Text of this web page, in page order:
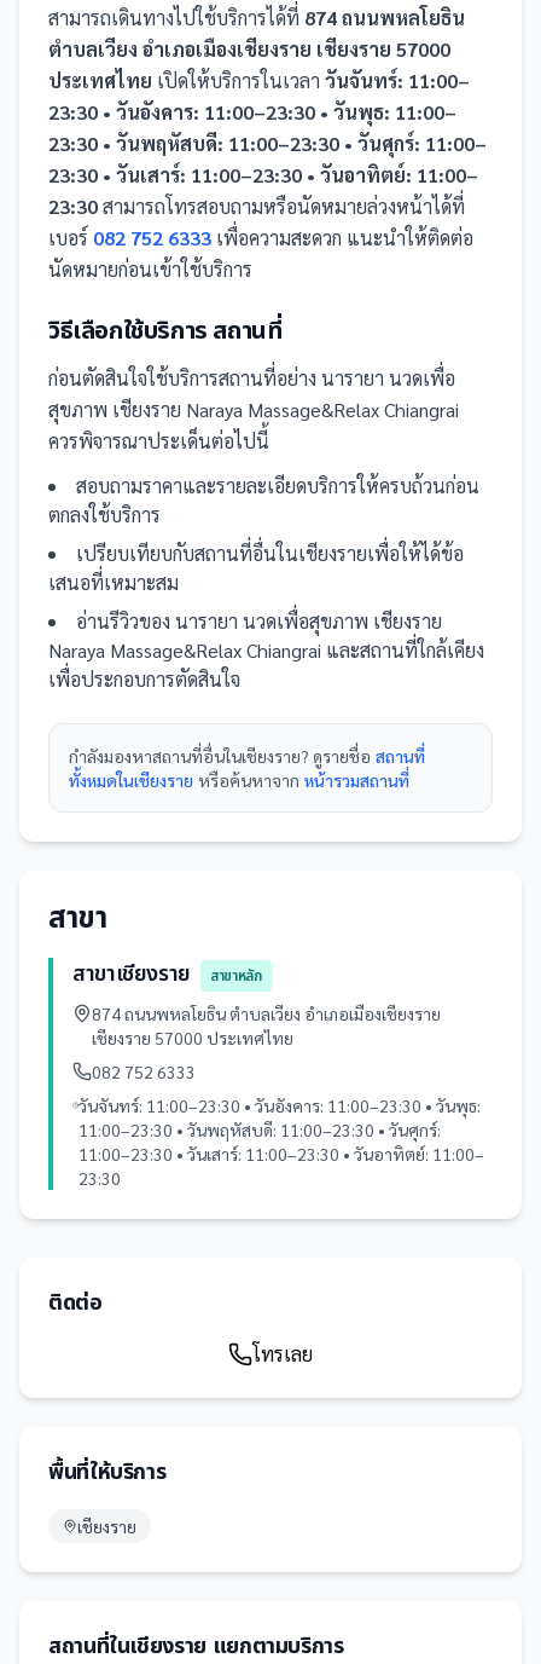
สามารถเดินทางไปใช้บริการได้ที่ 874 ถนนพหลโยธิน
ตำบลเวียง อำเภอเมืองเชียงราย เชียงราย 57000
ประเทศไทย เปิดให้บริการในเวลา วันจันทร์: 11:00–
23:30 • วันอังคาร: 11:00–23:30 • วันพุธ: 11:00–
23:30 • วันพฤหัสบดี: 11:00–23:30 • วันศุกร์: 11:00–
23:30 • วันเสาร์: 11:00–23:30 • วันอาทิตย์: 11:00–
23:30สามารถโทรสอบถามหรือนัดหมายล่วงหน้าได้ที่
เบอร์ 082 752 6333 เพื่อความสะดวก แนะนำให้ติดต่อ
นัดหมายก่อนเข้าใช้บริการ
วิธีเลือกใช้บริการ สถานที่
ก่อนตัดสินใจใช้บริการสถานที่อย่าง นารายา นวดเพื่อ
สุขภาพ เชียงราย Naraya Massage&Relax Chiangrai
ควรพิจารณาประเด็นต่อไปนี้
สอบถามราคาและรายละเอียดบริการให้ครบถ้วนก่อน
ตกลงใช้บริการ
เปรียบเทียบกับสถานที่อื่นในเชียงรายเพื่อให้ได้ข้อ
เสนอที่เหมาะสม
อ่านรีวิวของ นารายา นวดเพื่อสุขภาพ เชียงราย
Naraya Massage&Relax Chiangrai และสถานที่ใกล้เคียง
เพื่อประกอบการตัดสินใจ
กำลังมองหาสถานที่อื่นในเชียงราย? ดูรายชื่อ สถานที่
ทั้งหมดในเชียงราย หรือค้นหาจาก หน้ารวมสถานที่
สาขา
สาขาเชียงราย
สาขาหลัก
874 ถนนพหลโยธิน ตำบลเวียง อำเภอเมืองเชียงราย
เชียงราย 57000 ประเทศไทย
082 752 6333
วันจันทร์: 11:00–23:30 • วันอังคาร: 11:00–23:30 • วันพุธ:
11:00–23:30 • วันพฤหัสบดี: 11:00–23:30 • วันศุกร์:
11:00–23:30 • วันเสาร์: 11:00–23:30 • วันอาทิตย์: 11:00–
23:30
ติดต่อ
โทรเลย
พื้นที่ให้บริการ
เชียงราย
สถานที่ในเชียงราย แยกตามบริการ